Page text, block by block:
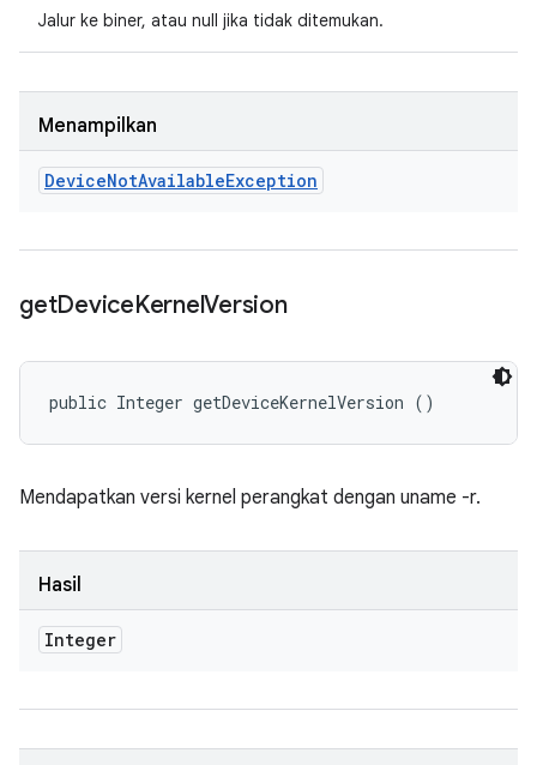
Jalur ke biner, atau null jika tidak ditemukan.
Menampilkan
DeviceNotAvailableException
getDeviceKernelVersion
public Integer getDeviceKernelVersion ()
Mendapatkan versi kernel perangkat dengan uname -r.
Hasil
Integer